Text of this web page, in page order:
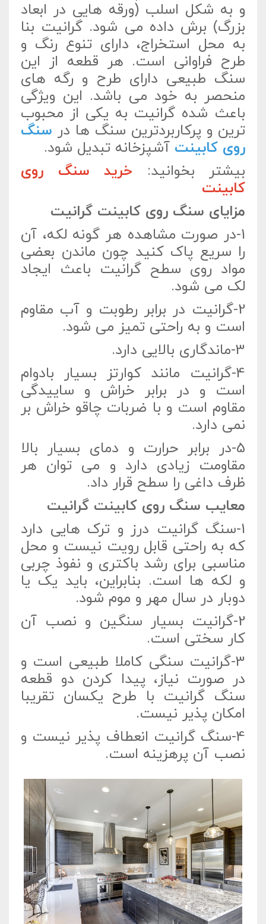
و به شکل اسلب (ورقه هایی در ابعاد
بزرگ) برش داده می شود. گرانیت بنا
به محل استخراج، دارای تنوع رنگ و
طرح فراوانی است. هر قطعه از این
سنگ طبیعی دارای طرح و رگه های
منحصر به خود می باشد. این ویژگی
باعث شده گرانیت به یکی از محبوب
ترین و پرکاربردترین سنگ ها در سنگ
روی کابینت آشپزخانه تبدیل شود.
بیشتر بخوانید: خرید سنگ روی
کابینت
مزایای سنگ روی کابینت گرانیت
1-در صورت مشاهده هر گونه لکه، آن
را سریع پاک کنید چون ماندن بعضی
مواد روی سطح گرانیت باعث ایجاد
لک می شود.
2-گرانیت در برابر رطوبت و آب مقاوم
است و به راحتی تمیز می شود.
3-ماندگاری بالایی دارد.
4-گرانیت مانند کوارتز بسیار بادوام
است و در برابر خراش و ساییدگی
مقاوم است و با ضربات چاقو خراش بر
نمی دارد.
5-در برابر حرارت و دمای بسیار بالا
مقاومت زیادی دارد و می توان هر
ظرف داغی را سطح قرار داد.
معایب سنگ روی کابینت گرانیت
1-سنگ گرانیت درز و ترک هایی دارد
که به راحتی قابل رویت نیست و محل
مناسبی برای رشد باکتری و نفوذ چربی
و لکه ها است. بنابراین، باید یک یا
دوبار در سال مهر و موم شود.
2-گرانیت بسیار سنگین و نصب آن
کار سختی است.
3-گرانیت سنگی کاملا طبیعی است و
در صورت نیاز، پیدا کردن دو قطعه
سنگ گرانیت با طرح یکسان تقریبا
امکان پذیر نیست.
4-سنگ گرانیت انعطاف پذیر نیست و
نصب آن پرهزینه است.